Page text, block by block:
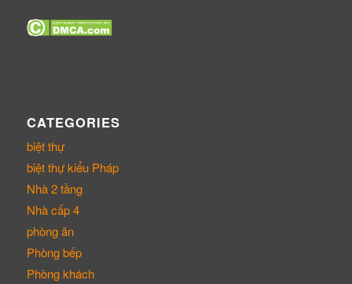
CATEGORIES
biệt thự
biệt thự kiểu Pháp
Nhà 2 tầng
Nhà cấp 4
phòng ăn
Phòng bếp
Phòng khách